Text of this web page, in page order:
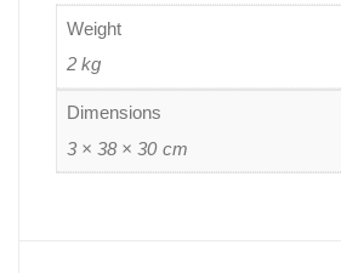
Weight
2 kg
Dimensions
3 × 38 × 30 cm